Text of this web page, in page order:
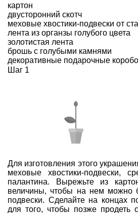
картон
двусторонний скотч
меховые хвостики-подвески от
лента из органзы голубого цвета
золотистая лента
брошь с голубыми камнями
декоративные подарочные
Шаг 1
Для изготовления этого
меховые хвостики-подвески,
палантина. Вырежьте из
величины, чтобы на нем можно
подвески. Сделайте на концах
для того, чтобы позже продеть